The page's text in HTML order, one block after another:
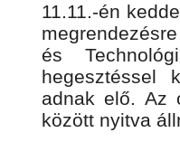
11.11.-én
és
hegesztéssel
adnak elő. Az
között nyitva